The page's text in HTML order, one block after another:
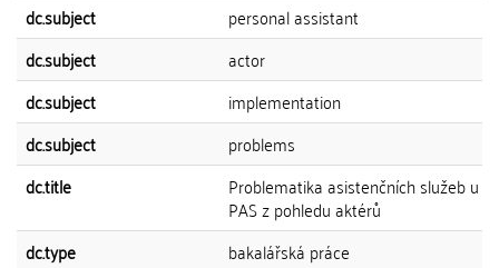
dc.subject
personal assistant
dc.subject
actor
dc.subject
implementation
dc.subject
problems
dc.title
Problematika asistenčních služeb u
PAS z pohledu aktérů
dc.type
bakalářská práce